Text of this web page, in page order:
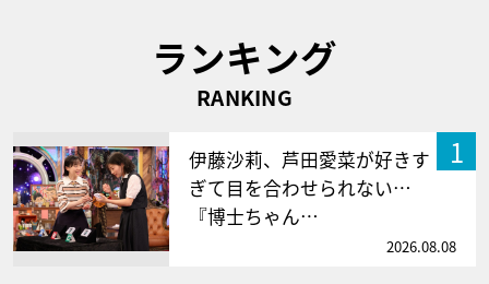
ランキング
RANKING
1
伊藤沙莉、芦田愛菜が好きす
ぎて目を合わせられない…
『博士ちゃん…
2026.08.08